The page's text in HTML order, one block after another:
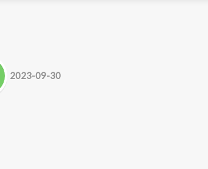
2023-09-30